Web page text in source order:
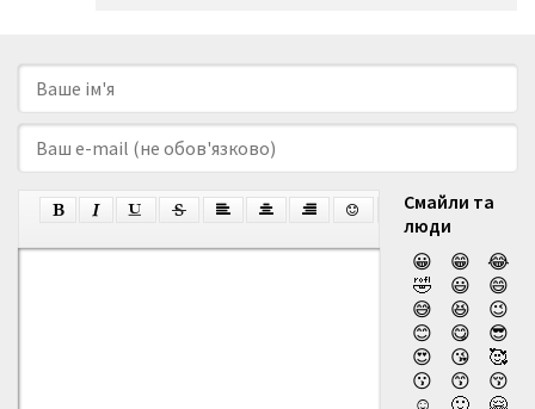
Смайли та
люди
😀
😁
😂
🤣
😃
😄
😅
😆
😉
😊
😋
😎
😍
😘
🥰
😗
😙
😚
☺️
🙂 🤗